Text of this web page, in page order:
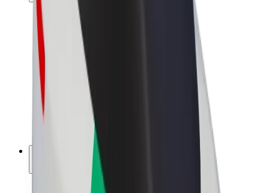
Sofőrök
Sofőr kereset
Futár kereset
Bolt Food kereskedők
Franchise-ok